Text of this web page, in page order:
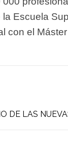
Escuela
con el
DE LAS